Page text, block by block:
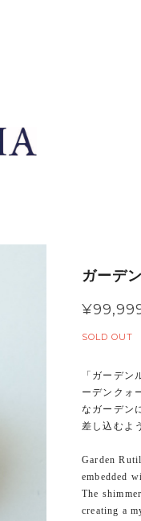
ガーデ
SOLD OUT
「ガーデ
ーデンクォ
なガーデン
差し込むよ
Garden
embedded
The
creating a